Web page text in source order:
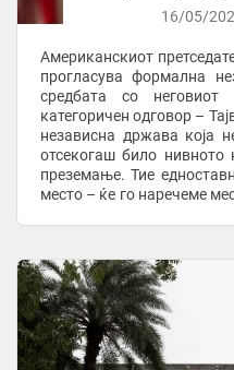
16/05/
Американскиот
прогласува формална
средбата со неговиот
категоричен одговор –
независна држава која
отсекогаш било
преземање. Тие
место – ќе го наречеме